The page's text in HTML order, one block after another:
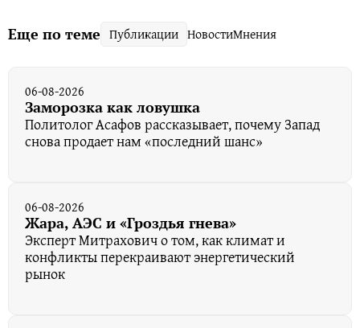
Еще по теме Публикации НовостиМнения
06-08-2026
Заморозка как ловушка
Политолог Асафов рассказывает, почему Запад
снова продает нам «последний шанс»
06-08-2026
Жара, АЭС и «Гроздья гнева»
Эксперт Митрахович о том, как климат и
конфликты перекраивают энергетический
рынок